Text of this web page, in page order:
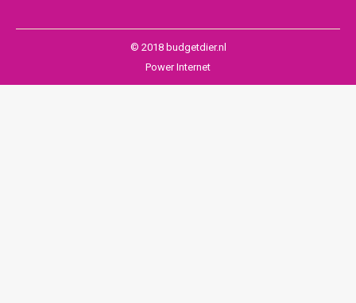
© 2018 budgetdier.nl
Power Internet